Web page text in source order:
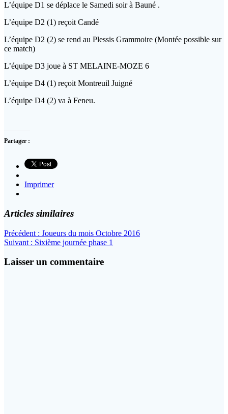
L’équipe D1 se déplace le Samedi soir à Bauné .
L’équipe D2 (1) reçoit Candé
L’équipe D2 (2) se rend au Plessis Grammoire (Montée possible sur
ce match)
L’équipe D3 joue à ST MELAINE-MOZE 6
L’équipe D4 (1) reçoit Montreuil Juigné
L’équipe D4 (2) va à Feneu.
Partager :
Imprimer
Articles similaires
Navigation
de
l’article
Précédent : Article
précédent
Joueurs du mois Octobre 2016
Suivant : Article
Sixième journée phase 1
Laisser un commentaire